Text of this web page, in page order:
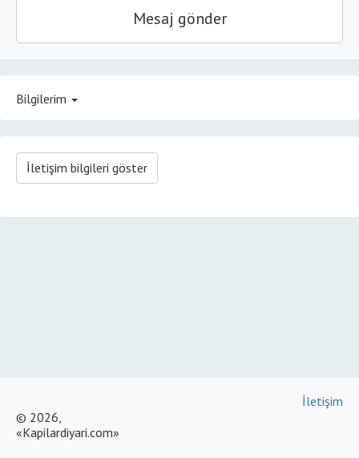
Mesaj gönder
Bilgilerim
İletişim bilgileri göster
© 2026,
«Kapilardiyari.com»
İletişim